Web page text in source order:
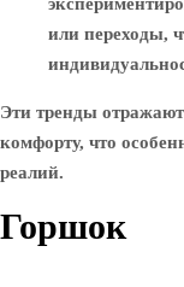
или переходы,
Эти тренды
комфорту, что
реалий.
Горшок